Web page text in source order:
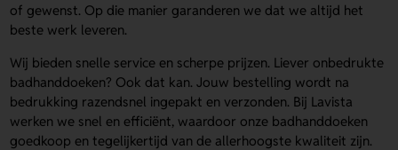
of gewenst. Op die manier garanderen we dat we altijd het
beste werk leveren.
Wij bieden snelle service en scherpe prijzen. Liever onbedrukte
badhanddoeken? Ook dat kan. Jouw bestelling wordt na
bedrukking razendsnel ingepakt en verzonden. Bij Lavista
werken we snel en efficiënt, waardoor onze badhanddoeken
goedkoop en tegelijkertijd van de allerhoogste kwaliteit zijn.